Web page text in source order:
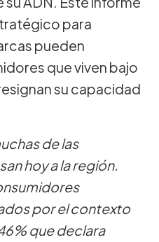
para
pueden
que viven bajo
su capacidad
de las
hoy a la región.
por el contexto
que declara